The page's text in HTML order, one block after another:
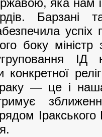
яка нам
Барзані
боку міністр
ІД
— це і